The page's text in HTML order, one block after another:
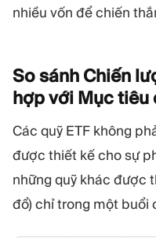
nhiều vốn để chiến
So sánh Chiến
hợp với Mục tiêu
Các quỹ ETF không
được thiết kế cho sự
những quỹ khác được
đổ) chỉ trong một buổi